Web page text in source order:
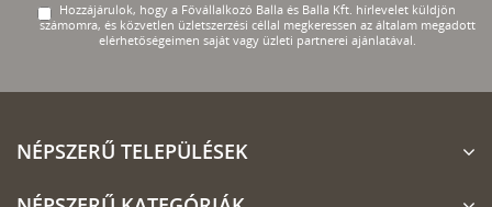
Hozzájárulok, hogy a Fővállalkozó Balla és Balla Kft. hírlevelet küldjön
számomra, és közvetlen üzletszerzési céllal megkeressen az általam megadott
elérhetőségeimen saját vagy üzleti partnerei ajánlatával.
NÉPSZERŰ TELEPÜLÉSEK